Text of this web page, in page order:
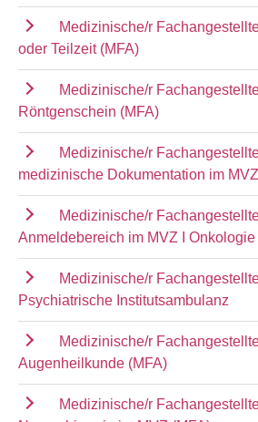
Medizinische/r
oder Teilzeit (MFA)
Medizinische/r
Röntgenschein (MFA)
Medizinische/r
medizinische Dokumentation im
Medizinische/r
Anmeldebereich im MVZ I Onkologie
Medizinische/r
Psychiatrische Institutsambulanz
Medizinische/r
Augenheilkunde (MFA)
Medizinische/r